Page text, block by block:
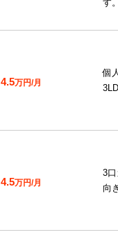
す
4.5万円/月
個
4.5万円/月
3
向